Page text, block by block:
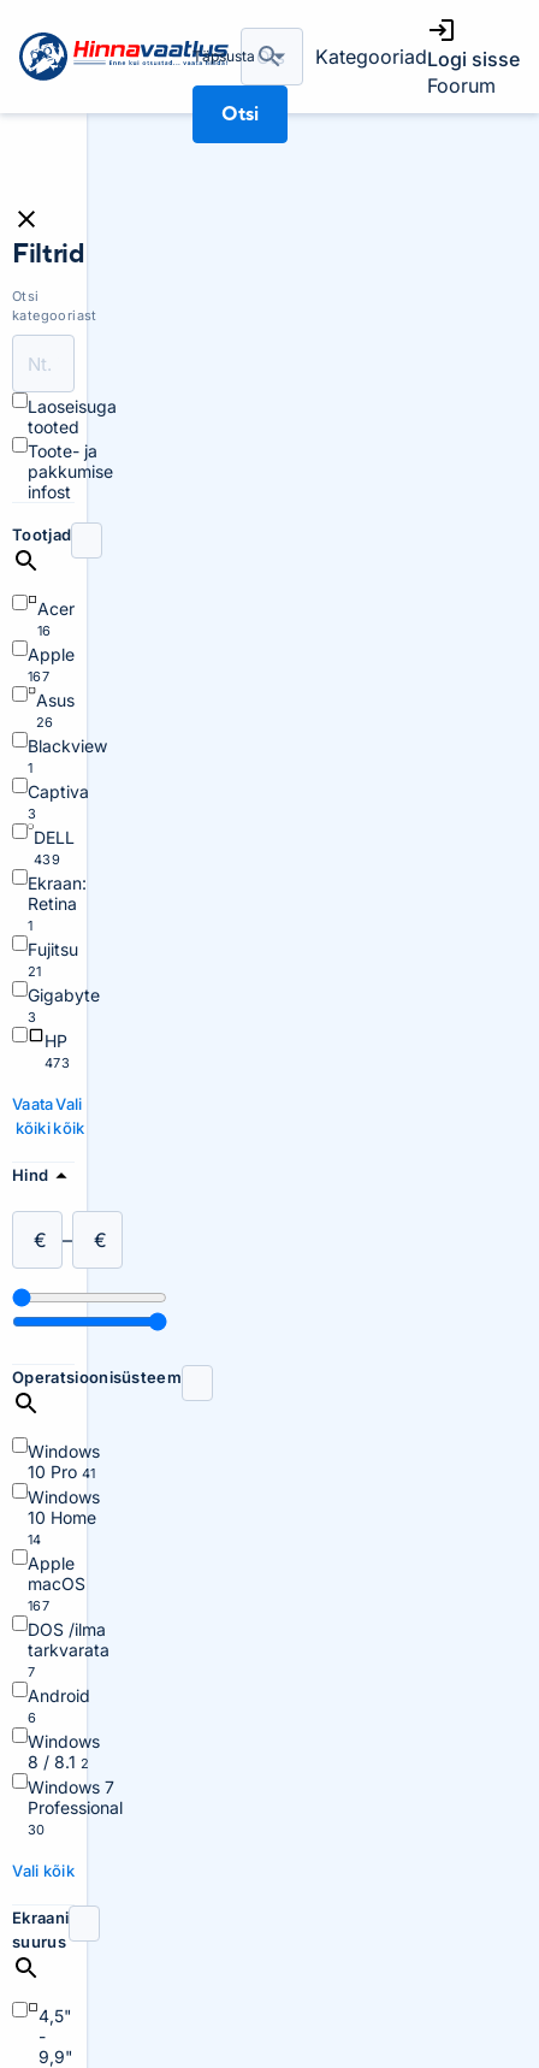
Täpsusta
Otsi
KategooriadLogi sisse
Foorum
Filtrid
Otsi
kategooriast
Laoseisuga
tooted
Toote- ja
pakkumise
infost
Tootjad
Acer
16
Apple
167
Asus
26
Blackview
1
Captiva
3
DELL
439
Ekraan:
Retina
1
Fujitsu
21
Gigabyte
3
HP
473
Vaata
kõiki
Vali
kõik
Hind
€ – €
Operatsioonisüsteem
Windows
10 Pro 41
Windows
10 Home
14
Apple
macOS
167
DOS /ilma
tarkvarata
7
Android
6
Windows
8 / 8.1 2
Windows 7
Professional
30
Vali kõik
Ekraani
suurus
4,5"
-
9,9"